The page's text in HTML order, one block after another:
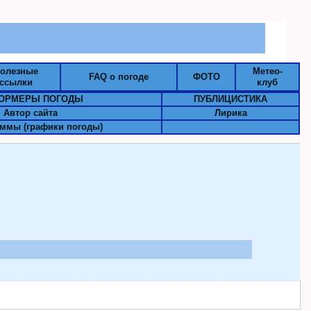
ссылки
FAQ о погоде ФОТО
Метео-
клуб
ПОГОДЫ
ПУБЛИЦИСТИКА
Автор сайта
Лирика
(графики погоды)